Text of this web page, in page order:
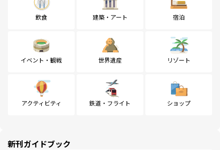
飲食 建築・アート 宿泊
イベント・観戦 世界遺産 リゾート
アクティビティ 鉄道・フライト ショップ
新刊ガイドブック